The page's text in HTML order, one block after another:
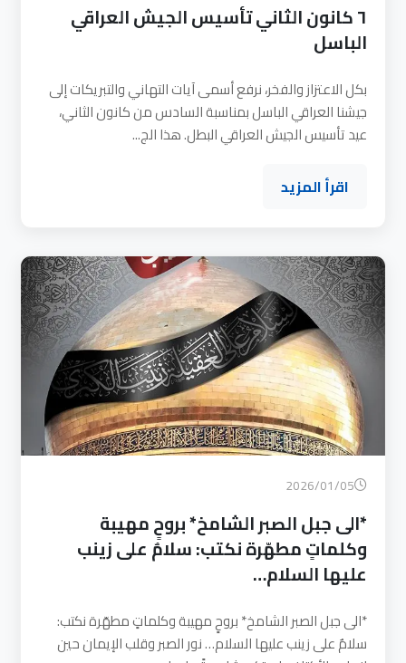
٦ كانون الثاني تأسيس الجيش العراقي
الباسل
بكل الاعتزاز والفخر، نرفع أسمى آيات التهاني والتبريكات إلى
جيشنا العراقي الباسل بمناسبة السادس من كانون الثاني،
عيد تأسيس الجيش العراقي البطل. هذا الج...
اقرأ المزيد
2026/01/05
*الى جبل الصبر الشامخ* بروحٍ مهيبة
وكلماتٍ مطهّرة نكتب: سلامٌ على زينب
عليها السلام…
*الى جبل الصبر الشامخ* بروحٍ مهيبة وكلماتٍ مطهّرة نكتب:
سلامٌ على زينب عليها السلام… نور الصبر وقلب الإيمان حين